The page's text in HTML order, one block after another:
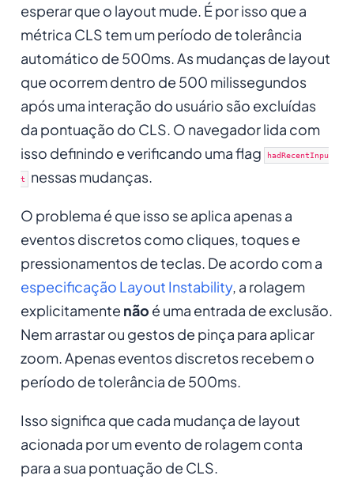
esperar que o layout mude. É por isso que a
métrica CLS tem um período de tolerância
automático de 500ms. As mudanças de layout
que ocorrem dentro de 500 milissegundos
após uma interação do usuário são excluídas
da pontuação do CLS. O navegador lida com
isso definindo e verificando uma flag
hadRecentInpu
t nessas mudanças.
O problema é que isso se aplica apenas a
eventos discretos como cliques, toques e
pressionamentos de teclas. De acordo com a
especificação Layout Instability, a rolagem
explicitamente não é uma entrada de exclusão.
Nem arrastar ou gestos de pinça para aplicar
zoom. Apenas eventos discretos recebem o
período de tolerância de 500ms.
Isso significa que cada mudança de layout
acionada por um evento de rolagem conta
para a sua pontuação de CLS.